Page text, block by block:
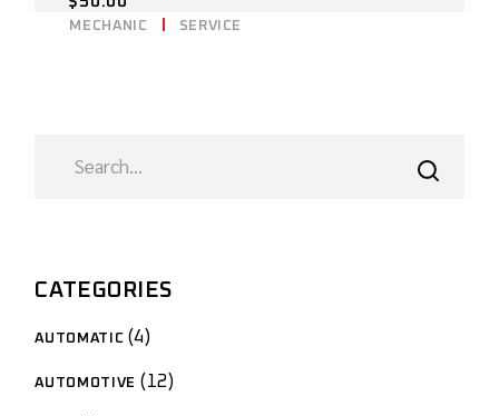
MECHANIC SERVICE
CATEGORIES
AUTOMATIC 4
AUTOMOTIVE 12